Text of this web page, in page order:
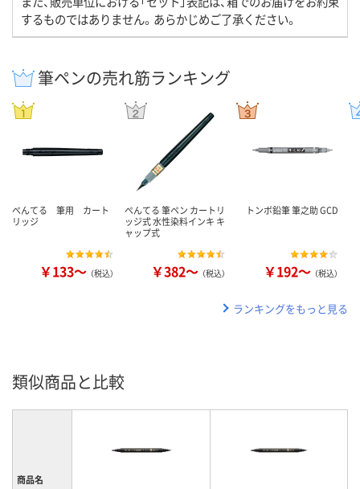
するものではありません。あらかじめご了承ください。
筆ペンの売れ筋ランキング
ぺんてる 筆用 カート
リッジ
￥133～ （税込）
ぺんてる 筆ペン カートリ
ッジ式 水性染料インキ キ
ャップ式
￥382～ （税込）
トンボ鉛筆 筆之助 GCD
￥192～ （税込）
ランキングをもっと見る
類似商品と比較
商品名